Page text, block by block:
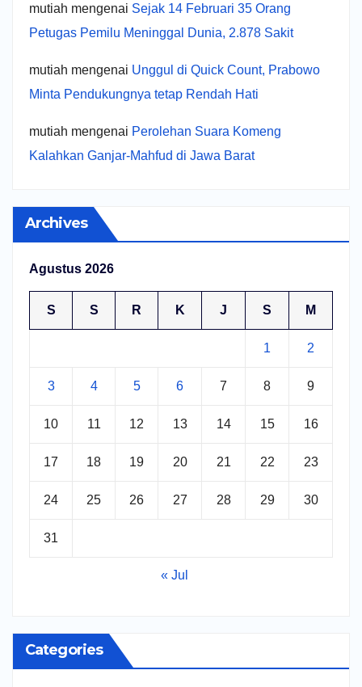
mutiah mengenai Sejak 14 Februari 35 Orang
Petugas Pemilu Meninggal Dunia, 2.878 Sakit
mutiah mengenai Unggul di Quick Count, Prabowo
Minta Pendukungnya tetap Rendah Hati
mutiah mengenai Perolehan Suara Komeng
Kalahkan Ganjar-Mahfud di Jawa Barat
Archives
Agustus 2026
S S R K J S M
1 2
3 4 5 6 7 8 9
10 11 12 13 14 15 16
17 18 19 20 21 22 23
24 25 26 27 28 29 30
31
« Jul
Categories